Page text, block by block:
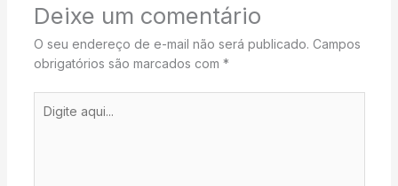
Deixe um comentário
O seu endereço de e-mail não será publicado. Campos
obrigatórios são marcados com *
aqui...